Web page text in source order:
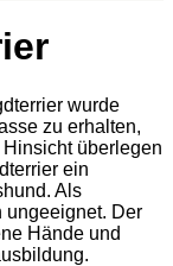
wurde
zu erhalten,
überlegen
ein
Als
ungeeignet. Der
Hände und